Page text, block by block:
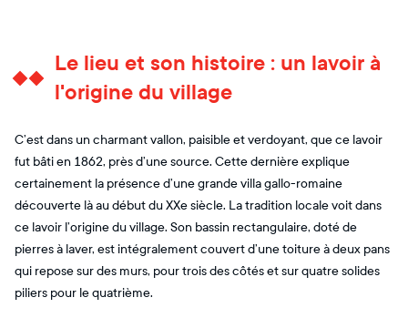
Le lieu et son histoire : un lavoir à
l'origine du village
C’est dans un charmant vallon, paisible et verdoyant, que ce lavoir
fut bâti en 1862, près d’une source. Cette dernière explique
certainement la présence d’une grande villa gallo-romaine
découverte là au début du XXe siècle. La tradition locale voit dans
ce lavoir l’origine du village. Son bassin rectangulaire, doté de
pierres à laver, est intégralement couvert d’une toiture à deux pans
qui repose sur des murs, pour trois des côtés et sur quatre solides
piliers pour le quatrième.